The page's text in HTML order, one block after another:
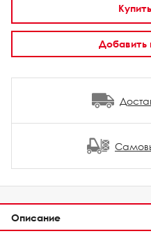
Добавить
Описание